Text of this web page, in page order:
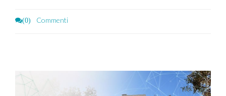
(0) Commenti